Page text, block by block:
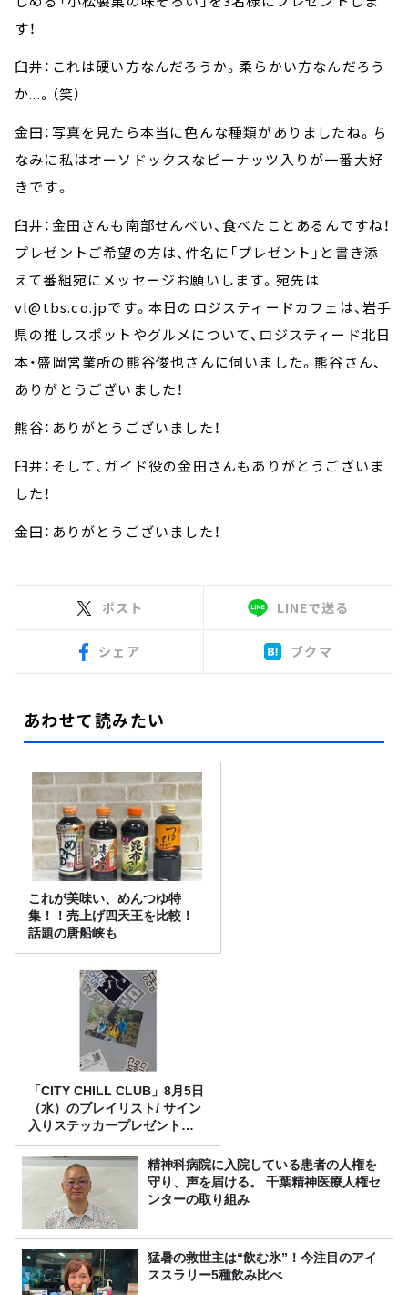
す！
臼井：これは硬い方なんだろうか。柔らかい方なんだろう
か...。（笑）
金田：写真を見たら本当に色んな種類がありましたね。ち
なみに私はオーソドックスなピーナッツ入りが一番大好
きです。
臼井：金田さんも南部せんべい、食べたことあるんですね！
プレゼントご希望の方は、件名に「プレゼント」と書き添
えて番組宛にメッセージお願いします。宛先は
vl@tbs.co.jpです。本日のロジスティードカフェは、岩手
県の推しスポットやグルメについて、ロジスティード北日
本・盛岡営業所の熊谷俊也さんに伺いました。熊谷さん、
ありがとうございました！
熊谷：ありがとうございました！
臼井：そして、ガイド役の金田さんもありがとうございま
した！
金田：ありがとうございました！
ポスト LINEで送る
シェア ブクマ
あわせて読みたい
これが美味い、めんつゆ特
集！！売上げ四天王を比較！
話題の唐船峡も
「CITY CHILL CLUB」8月5日
（水）のプレイリスト/ サイン
入りステッカープレゼント有
り
精神科病院に入院している患者の人権を
守り、声を届ける。 千葉精神医療人権セ
ンターの取り組み
猛暑の救世主は“飲む氷”！今注目のアイ
ススラリー5種飲み比べ